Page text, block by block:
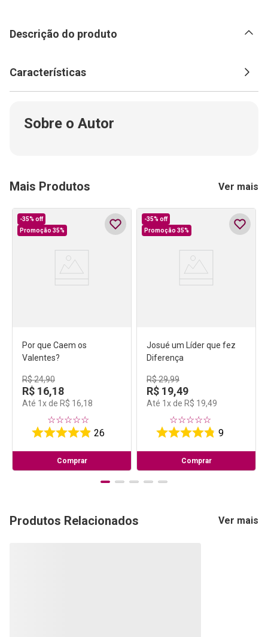
Descrição do produto
Características
Sobre o Autor
Mais Produtos Ver mais
-35% off
Promoção 35%
Por que Caem os
Valentes?
R$24,90
R$ 16,18
Até 1 x de R$ 16,18
☆☆☆☆☆
26
Comprar
-35% off
Promoção 35%
Josué um Líder que fez
Diferença
R$29,99
R$ 19,49
Até 1 x de R$ 19,49
☆☆☆☆☆
9
Comprar
Produtos Relacionados Ver mais